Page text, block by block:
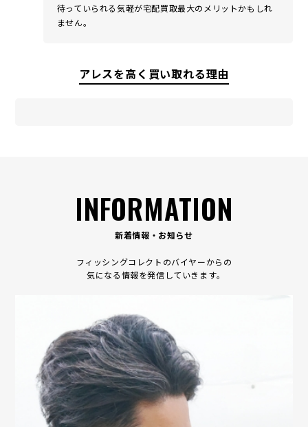
待っていられる気軽が宅配買取最大のメリットかもしれ
ません。
アレスを高く買い取れる理由
INFORMATION
新着情報・お知らせ
フィッシングコレクトのバイヤーからの
気になる情報を発信していきます｡